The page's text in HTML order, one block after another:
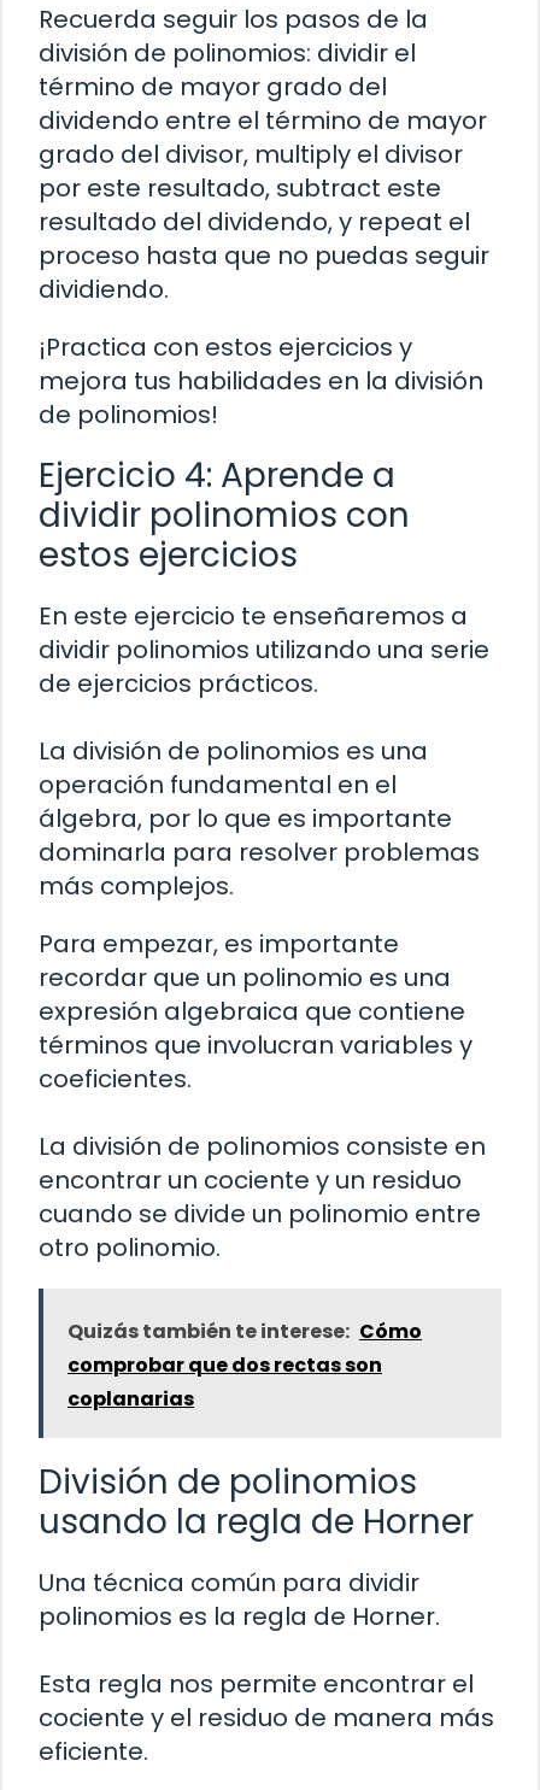
Recuerda seguir los pasos de la
división de polinomios: dividir el
término de mayor grado del
dividendo entre el término de mayor
grado del divisor, multiply el divisor
por este resultado, subtract este
resultado del dividendo, y repeat el
proceso hasta que no puedas seguir
dividiendo.
¡Practica con estos ejercicios y
mejora tus habilidades en la división
de polinomios!
Ejercicio 4: Aprende a
dividir polinomios con
estos ejercicios
En este ejercicio te enseñaremos a
dividir polinomios utilizando una serie
de ejercicios prácticos.
La división de polinomios es una
operación fundamental en el
álgebra, por lo que es importante
dominarla para resolver problemas
más complejos.
Para empezar, es importante
recordar que un polinomio es una
expresión algebraica que contiene
términos que involucran variables y
coeficientes.
La división de polinomios consiste en
encontrar un cociente y un residuo
cuando se divide un polinomio entre
otro polinomio.
Quizás también te interese: Cómo
comprobar que dos rectas son
coplanarias
División de polinomios
usando la regla de Horner
Una técnica común para dividir
polinomios es la regla de Horner.
Esta regla nos permite encontrar el
cociente y el residuo de manera más
eficiente.